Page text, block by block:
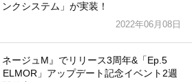
ンクシステム」が実装！
2022年06月08日
ネージュM』でリリース3周年&「Ep.5
ELMOR」アップデート記念イベント2週